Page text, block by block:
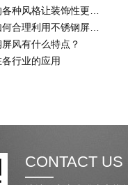
种风格让装饰性更…
合理利用不锈钢屏…
风有什么特点？
行业的应用
CONTACT US